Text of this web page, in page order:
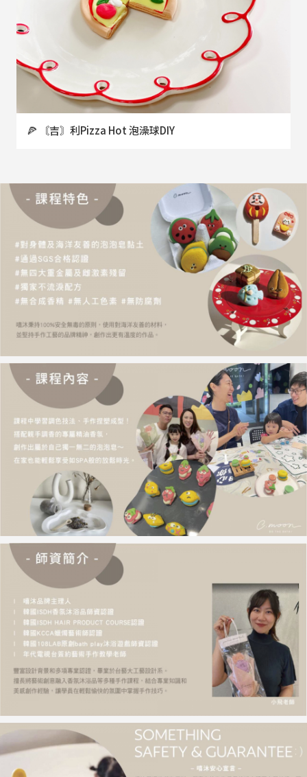
🍕 〘吉〙利Pizza Hot 泡澡球DIY